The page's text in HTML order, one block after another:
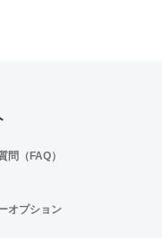
問（FAQ）
オプション